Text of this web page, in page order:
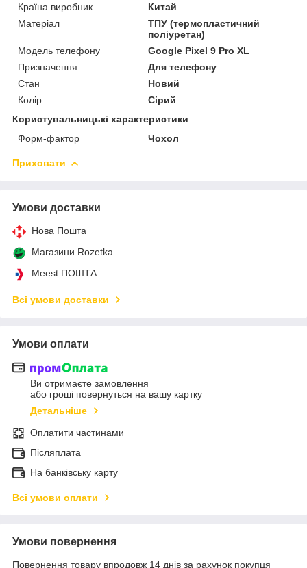
Країна виробник
Китай
Матеріал
ТПУ (термопластичний
поліуретан)
Модель телефону
Google Pixel 9 Pro XL
Призначення
Для телефону
Стан
Новий
Колір
Сірий
Користувальницькі характеристики
Форм-фактор
Чохол
Приховати
Умови доставки
Нова Пошта
Магазини Rozetka
Meest ПОШТА
Всі умови доставки
Умови оплати
Ви отримаєте замовлення
або гроші повернуться на вашу картку
Детальніше
Оплатити частинами
Післяплата
На банківську карту
Всі умови оплати
Умови повернення
Повернення товару впродовж 14 днів за рахунок покупця